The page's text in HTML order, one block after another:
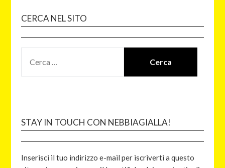
CERCA NEL SITO
STAY IN TOUCH CON NEBBIAGIALLA!
Inserisci il tuo indirizzo e-mail per iscriverti a questo